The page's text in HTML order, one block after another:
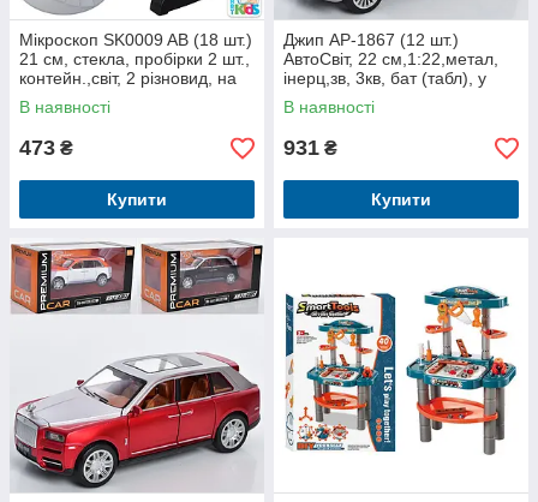
Мікроскоп SK0009 AB (18 шт.)
21 см, стекла, пробірки 2 шт.,
контейн.,світ, 2 різновид, на
бат, у кор-ку, 22-24,5-9 см
В наявності
473 ₴
Купити
Джип AP-1867 (12 шт.)
АвтоСвіт, 22 см,1:22,метал,
інерц,зв, 3кв, бат (табл), у
кор-ке,29-15-14,5 см
В наявності
931 ₴
Купити